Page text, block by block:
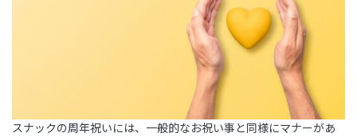
スナックの周年祝いには、一般的なお祝い事と同様にマナーがあ